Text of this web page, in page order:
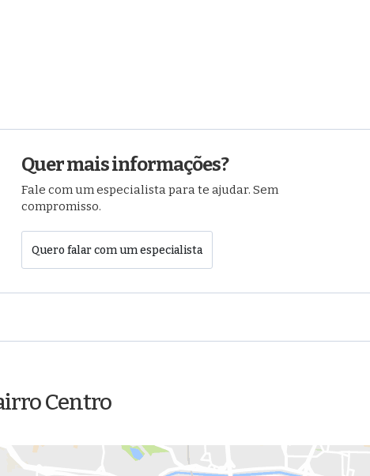
Quer mais informações?
Fale com um especialista para te ajudar. Sem
compromisso.
Quero falar com um especialista
Centro